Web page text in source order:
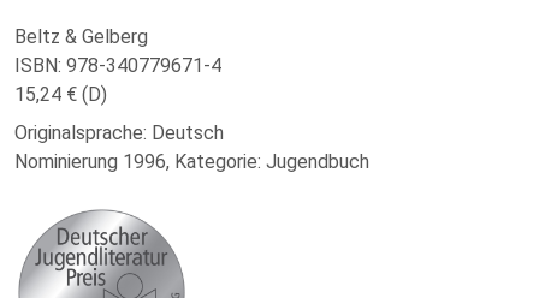
Beltz & Gelberg
ISBN: 978-340779671-4
15,24 € (D)
Originalsprache: Deutsch
Nominierung 1996, Kategorie: Jugendbuch